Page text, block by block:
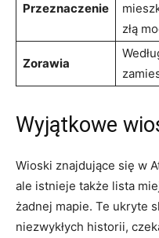
Przeznaczenie
złą
Zorawia
Wyjątkowe
Wioski znajdujące się w
ale istnieje także lista
żadnej mapie. Te ukryte
niezwykłych historii,